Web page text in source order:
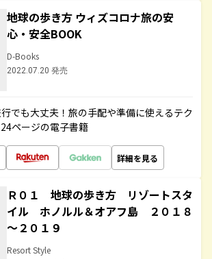
地球の歩き方 ウィズコロナ旅の安
心・安全BOOK
D-Books
2022.07.20 発売
でも大丈夫！旅の手配や準備に使えるテク
ページの電子書籍
詳細を見る
Ｒ０１ 地球の歩き方 リゾートスタ
イル ホノルル＆オアフ島 ２０１８
～２０１９
Resort Style